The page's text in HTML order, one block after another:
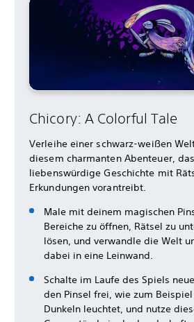
Chicory: A Colorful Tale
Verleihe einer schwarz-weißen
diesem charmanten Abenteuer,
liebenswürdige Geschichte mit
Erkundungen vorantreibt.
Male mit deinem magischen
Bereiche zu öffnen, Rätsel zu
lösen, und verwandle die Welt
dabei in eine Leinwand.
Schalte im Laufe des Spiels
den Pinsel frei, wie zum
Dunkeln leuchtet, und nutze